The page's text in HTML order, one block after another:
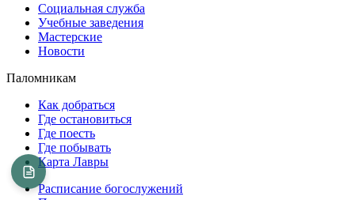
Социальная служба
Учебные заведения
Мастерские
Новости
Паломникам
Как добраться
Где остановиться
Где поесть
Где побывать
Карта Лавры
Расписание богослужений